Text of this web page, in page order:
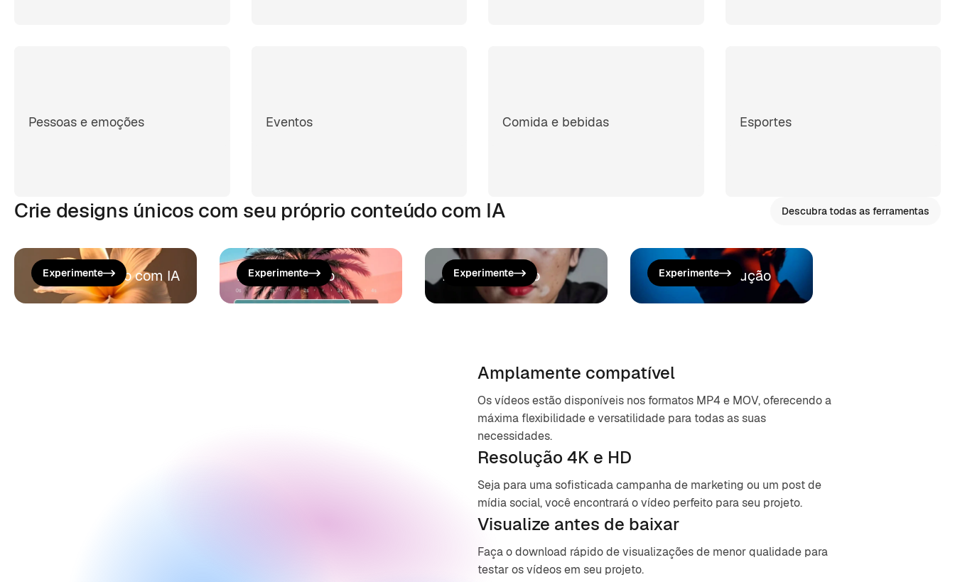
Pessoas e emoções Eventos Comida e bebidas Esportes
Crie designs únicos com seu próprio conteúdo com IA Descubra todas as ferramentas
Gerar um vídeo com IA
Experimente Editor de vídeo
Experimente Melhorar vídeo
Experimente Gerar uma locução
Experimente
Amplamente compatível
Os vídeos estão disponíveis nos formatos MP4 e MOV, oferecendo a
máxima flexibilidade e versatilidade para todas as suas
necessidades.
Resolução 4K e HD
Seja para uma sofisticada campanha de marketing ou um post de
mídia social, você encontrará o vídeo perfeito para seu projeto.
Visualize antes de baixar
Faça o download rápido de visualizações de menor qualidade para
testar os vídeos em seu projeto.